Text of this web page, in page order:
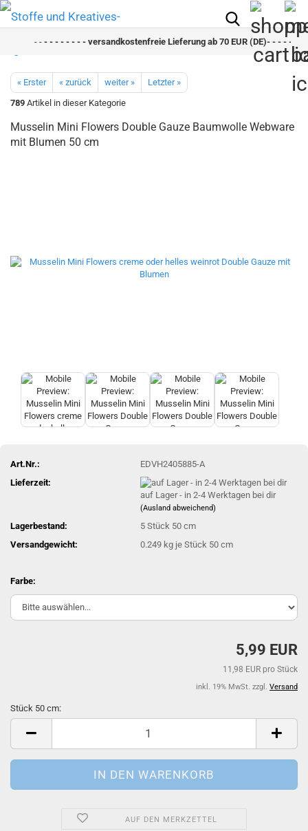
- - - - - - - - versandkostenfreie Lieferung ab 70 EUR (DE)- - - - - - -
« Erster « zurück weiter »
Letzter »
789 Artikel in dieser Kategorie
Musselin Mini Flowers Double Gauze Baumwolle Webware
mit Blumen 50 cm
Art.Nr.:
EDVH2405885-A
Lieferzeit:
auf Lager - in 2-4 Werktagen bei dir
(Ausland abweichend)
Lagerbestand: 5Stück 50 cm
Versandgewicht:
0.249 kg je Stück 50 cm
Farbe:
5,99 EUR
11,98 EUR pro Stück
inkl. 19% MwSt. zzgl. Versand
Stück 50 cm:
Stück
cm
AUF DEN MERKZETTEL